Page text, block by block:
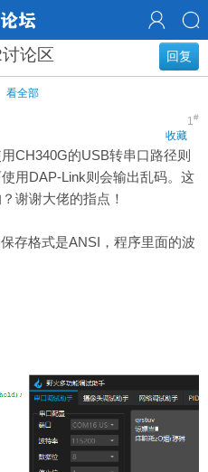
回复
论区
看全部
1#
收藏
CH340G的USB转串口路径则
用DAP-Link则会输出乱码。这
谢谢大佬的指点！
存格式是ANSI，程序里面的波